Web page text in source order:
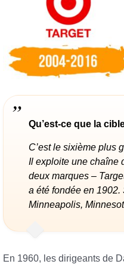
Qu’est-ce que la
C’est le sixième plus
Il exploite une chaîne
deux marques –
a été fondée en
Minneapolis,
En 1960, les dirigeants de